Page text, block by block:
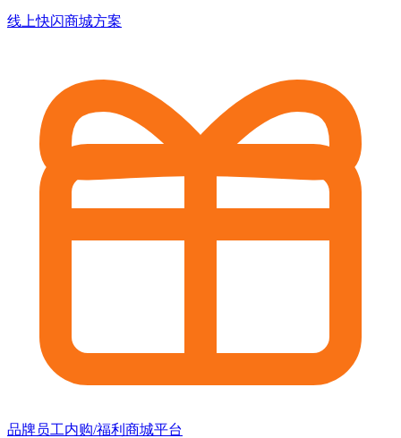
线上快闪商城方案
品牌员工内购/福利商城平台